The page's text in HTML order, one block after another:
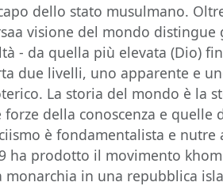
dello stato musulmano.
visione del mondo
- da quella più elevata (Dio)
due livelli, uno apparente e
La storia del mondo è la
della conoscenza e quelle
è fondamentalista e
ha prodotto il movimento
in una repubblica